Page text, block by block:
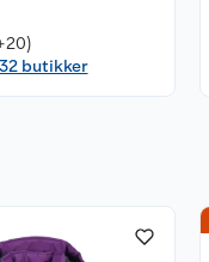
butikker